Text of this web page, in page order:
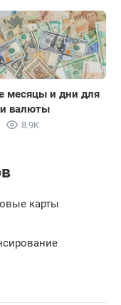
месяцы и дни для
валюты
8.9K
карты